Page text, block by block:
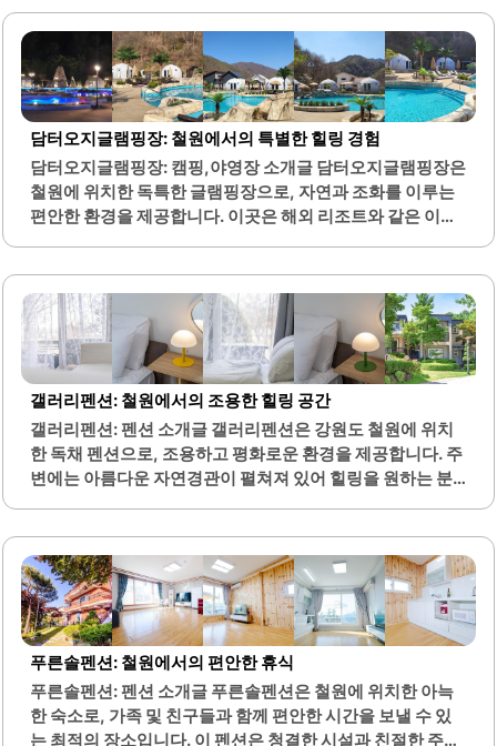
는 샌드위치, 빵, 커피 등으로 구성되어 있으며, 특히 샌드위
치는 신선한 야채가 가득 들어 있어 건강한 한 끼를 제공합니
다. 빵은 해바라기씨와 같은 견과류가 들어가 있어 고소한 맛
을 느낄 수 있습니다. 커피는 핸드드립으로 제공되며, 퀄리티
높은 원두를 사용하여 깊은 맛을 자랑합니다.카페 내부에는
8인 단체좌석과 4인, 2인 좌석이 마련되어 있어 다양한 인원
수에 맞춰 이용할 수 있습니다. 어린이용 의자도 비치되어 있
어 가족 단위 방문객에게도 적합합니다. 또한, 카페는 음료를
주문한..
담터오지글램핑장: 철원에서의 특별한 힐링 경험
담터오지글램핑장: 캠핑,야영장 소개글 담터오지글램핑장은
철원에 위치한 독특한 글램핑장으로, 자연과 조화를 이루는
편안한 환경을 제공합니다. 이곳은 해외 리조트와 같은 이색
름철 물놀이를 즐기기에 적합하며, 온수풀도 있어 가족 단위
방문객들이 편안하게 이용할 수 있습니다.수영장 주변은 조
용하고 아늑한 분위기로, 자연경관을 감상하며 힐링할 수 있
는 최적의 장소입니다. 또한, 바베큐 시설과 필요한 조리 도구
가 제공되어 방문객들이 손쉽게 식사를 준비할 수 있습니다.
주인분들이 친절하게 배려해 주셔서 더욱 편안한 시간을 보
낼 수 있습니다.이곳은 가족, 친구, 연인과 함께 방문하기 좋
은 장소로, 다양한 편의 시설이 갖추어져 있어 모든 연령대의
방문객들이 만족할 수 있습니다. 주변에는 아름다운..
갤러리펜션: 철원에서의 조용한 힐링 공간
갤러리펜션: 펜션 소개글 갤러리펜션은 강원도 철원에 위치
한 독채 펜션으로, 조용하고 평화로운 환경을 제공합니다. 주
변에는 아름다운 자연경관이 펼쳐져 있어 힐링을 원하는 분
리되어 있으며, 편안한 숙면을 위한 난방시설이 잘 갖추어져
있습니다. 바베큐 시설이 마련되어 있어 손쉽게 바베큐를 즐
길 수 있으며, 무료로 제공되는 불판과 버너 덕분에 편리하게
이용할 수 있습니다. 또한, 주변에는 다양한 배달음식 옵션이
있어 식사 준비에 대한 걱정이 없습니다.갤러리펜션은 가족
단위 여행객이나 친구들과의 모임에 적합한 공간으로, 잔디
밭에서 뛰어놀 수 있는 공간도 마련되어 있습니다. 사장님의
친절한 서비스는 방문객들에게 편안한 분위기를 제공합니
푸른솔펜션: 철원에서의 편안한 휴식
푸른솔펜션: 펜션 소개글 푸른솔펜션은 철원에 위치한 아늑
한 숙소로, 가족 및 친구들과 함께 편안한 시간을 보낼 수 있
는 최적의 장소입니다. 이 펜션은 청결한 시설과 친절한 주인